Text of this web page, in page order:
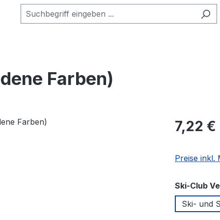
Farben)
Regulärer
7,22 €
Preise inkl.
Ski-Club
Ski- und